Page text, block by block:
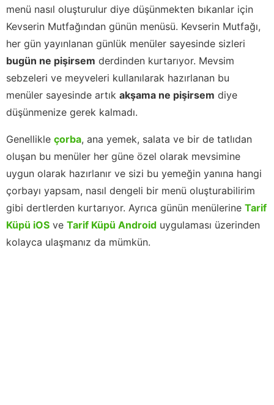
menü nasıl oluşturulur diye düşünmekten bıkanlar için
Kevserin Mutfağından günün menüsü. Kevserin Mutfağı,
her gün yayınlanan günlük menüler sayesinde sizleri
bugün ne pişirsem derdinden kurtarıyor. Mevsim
sebzeleri ve meyveleri kullanılarak hazırlanan bu
menüler sayesinde artık akşama ne pişirsem diye
düşünmenize gerek kalmadı.
Genellikle çorba, ana yemek, salata ve bir de tatlıdan
oluşan bu menüler her güne özel olarak mevsimine
uygun olarak hazırlanır ve sizi bu yemeğin yanına hangi
çorbayı yapsam, nasıl dengeli bir menü oluşturabilirim
gibi dertlerden kurtarıyor. Ayrıca günün menülerine Tarif
Küpü iOS ve Tarif Küpü Android uygulaması üzerinden
kolayca ulaşmanız da mümkün.